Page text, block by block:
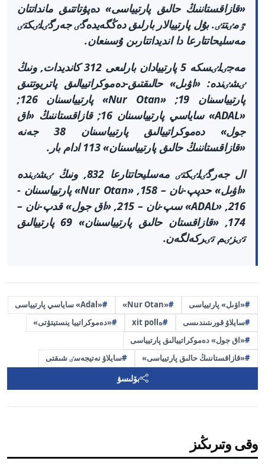
«قازاقستاننىڭ حالىق پارتيياسى» دەپۋتاتتىق مانداتتان
ٷمٸتتٸ. بۇل پارتييالار بارلىق دەڭگەيدەگٸ جەرگٸلٸكتٸ
مەسليحاتتارعا دا انديداتتارىن ۇسىنعان.
مەجٸلٸسكە 5 پارتييادان بارلىعى 312 كانديدات, ونىڭ
ٸشٸندە: «اۋىل» حالىقتىق-دەموكراتييالىق پاتريوتتىق
پارتيياسىنان 19; «Nur Otan» پارتيياسىنان 126;
«ADAL» ساياسي پارتيياسىنان 16; قازاقستاننىڭ «اق
جول» دەموكراتييالىق پارتيياسىنان 38 جەنە
«قازاقستاننىڭ حالىق پارتيياسىنان» 113 ادام بار.
ال جەرگٸلٸكتٸ مەسليحاتتارعا 832, ونىڭ ٸشٸندە
«اۋىل» حدپپ-نان – 158, «Nur Otan» پارتيياسىنان -
216, «ADAL» سپ-نان – 215, «اق جول» قدپ-نان –
174, «قازاقستان حالىق پارتيياسىنان» 69 پارتييالىق
تٸزٸم تٸركەلگەن.
«اۋىل» پارتيياسى «Nur Otan»
«Adal» ساياسي پارتيياسى
سايلاۋ قورىتىندىسى
ەxit poll
«دەموكراتييا ينستيتۋتى»
«اق جول» دەموكراتييالىق پارتيياسى
«قازاقستاننىڭ حالىق پارتيياسى»
سايلاۋ نەتيجەسٸ شىقتى
بۆلىسۋ
وقى وتىرىڭىز